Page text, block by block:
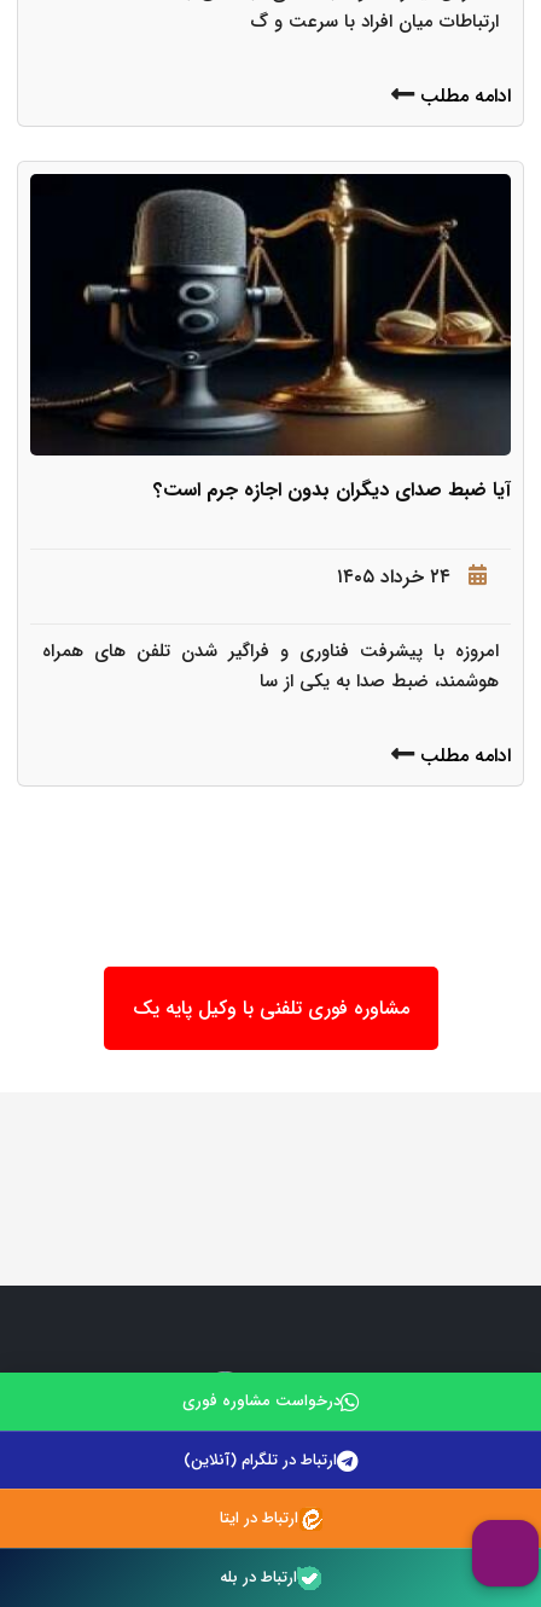
ارتباطات میان افراد با سرعت و گ
ادامه مطلب
آیا ضبط صدای دیگران بدون اجازه جرم است؟
۲۴ خرداد ۱۴۰۵
امروزه با پیشرفت فناوری و فراگیر شدن تلفن های همراه
هوشمند، ضبط صدا به یکی از سا
ادامه مطلب
مشاوره فوری تلفنی با وکیل پایه یک
بدون شک شما هم بارها با سوالات و مشکلات حقوقی مواجه شده
اید. مسائلی که بی توجهی به انها می تواند عواقب بسیار بد و گاها
جبران ناپذیری را به همراه داشته باشد. در چنین مواقعی شما به
دانش و تجربه چندین ساله یک وکیل یا مشاور حقوقی نیاز دارید.
درخواست مشاوره فوری
ارتباط در تلگرام (آنلاین)
ارتباط در ایتا
ارتباط در بله